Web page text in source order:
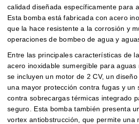
calidad diseñada específicamente para
Esta bomba está fabricada con acero
que la hace resistente a la corrosión y
operaciones de bombeo de agua y
Entre las principales características de
acero inoxidable sumergible para aguas
se incluyen un motor de 2 CV, un
una mayor protección contra fugas y un
contra sobrecargas térmicas integrado
seguro. Esta bomba también presenta
vortex antiobstrucción, que permite una